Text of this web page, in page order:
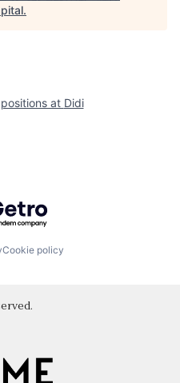
.
at Didi
by Getro.com
Cookie policy